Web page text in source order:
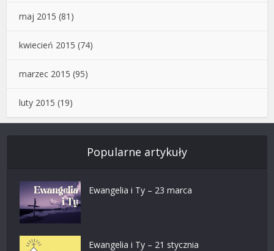
maj 2015 (81)
kwiecień 2015 (74)
marzec 2015 (95)
luty 2015 (19)
Popularne artykuły
Ewangelia i Ty – 23 marca
Ewangelia i Ty – 21 stycznia